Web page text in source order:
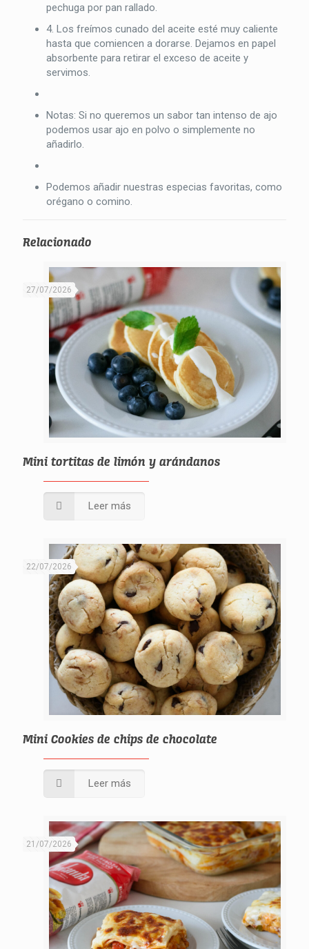
pechuga por pan rallado.
4. Los freímos cunado del aceite esté muy caliente
hasta que comiencen a dorarse. Dejamos en papel
absorbente para retirar el exceso de aceite y
servimos.
Notas: Si no queremos un sabor tan intenso de ajo
podemos usar ajo en polvo o simplemente no
añadirlo.
Podemos añadir nuestras especias favoritas, como
orégano o comino.
Relacionado
27/07/2026
Mini tortitas de limón y arándanos
Leer más
22/07/2026
Mini Cookies de chips de chocolate
Leer más
21/07/2026